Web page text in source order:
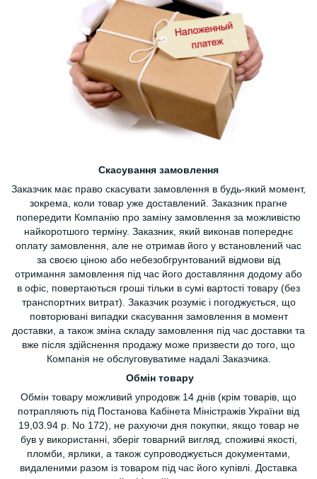
Скасування замовлення
Заказчик має право скасувати замовлення в будь-який момент,
зокрема, коли товар уже доставлений. Заказник прагне
попередити Компанію про заміну замовлення за можливістю
найкоротшого терміну. Заказник, який виконав попереднє
оплату замовлення, але не отримав його у встановлений час
за своєю ціною або небезобгрунтований відмови від
отримання замовлення під час його доставляння додому або
в офіс, повертаються гроші тільки в сумі вартості товару (без
транспортних витрат). Заказчик розуміє і погоджується, що
повторювані випадки скасування замовлення в момент
доставки, а також зміна складу замовлення під час доставки та
вже після здійснення продажу може призвести до того, що
Компанія не обслуговуватиме надалі Заказчика.
Обмін товару
Обмін товару можливий упродовж 14 днів (крім товарів, що
потрапляють під Постанова Кабінета Міністражів України від
19,03.94 р. No 172), не рахуючи дня покупки, якщо товар не
був у використанні, зберіг товарний вигляд, споживчі якості,
пломби, ярлики, а також супроводжується документами,
видаленими разом із товаром під час його купівлі. Доставка